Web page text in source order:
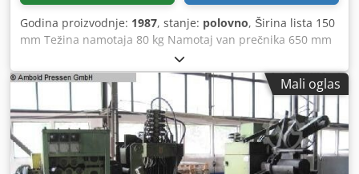
Godina proizvodnje: 1987, stanje: polovno, Širina lista 150
mm Težina namotaja 80 kg Namotaj van prečnika 650 mm
Mandrel visina 1000 mm Raspon širenja 230 - 445 mm
Dedpfx Acefn Aqlscjwa Ukupan zahtev za napajanje kW
Mašinska težina oko t Space requirement approx. m
motorizovana rolna
Mali oglas